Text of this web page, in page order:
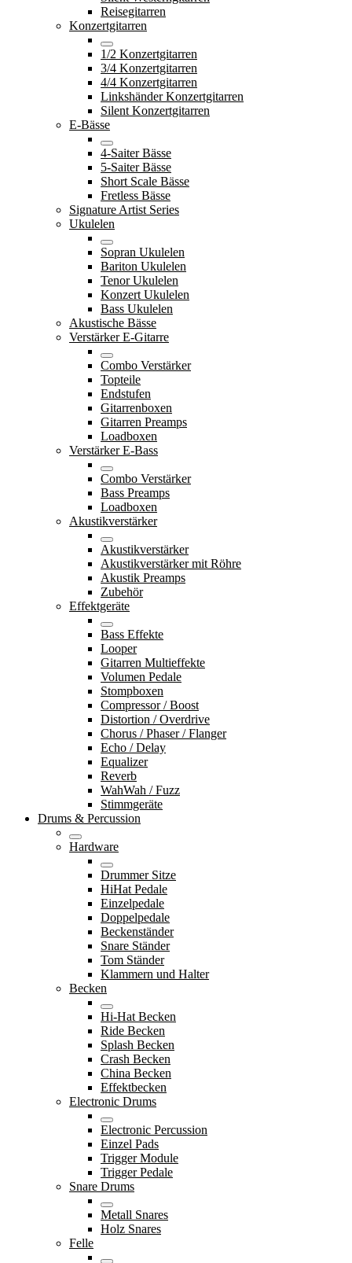
Reisegitarren
Konzertgitarren
1/2 Konzertgitarren
3/4 Konzertgitarren
4/4 Konzertgitarren
Linkshänder Konzertgitarren
Silent Konzertgitarren
E-Bässe
4-Saiter Bässe
5-Saiter Bässe
Short Scale Bässe
Fretless Bässe
Signature Artist Series
Ukulelen
Sopran Ukulelen
Bariton Ukulelen
Tenor Ukulelen
Konzert Ukulelen
Bass Ukulelen
Akustische Bässe
Verstärker E-Gitarre
Combo Verstärker
Topteile
Endstufen
Gitarrenboxen
Gitarren Preamps
Loadboxen
Verstärker E-Bass
Combo Verstärker
Bass Preamps
Loadboxen
Akustikverstärker
Akustikverstärker
Akustikverstärker mit Röhre
Akustik Preamps
Zubehör
Effektgeräte
Bass Effekte
Looper
Gitarren Multieffekte
Volumen Pedale
Stompboxen
Compressor / Boost
Distortion / Overdrive
Chorus / Phaser / Flanger
Echo / Delay
Equalizer
Reverb
WahWah / Fuzz
Stimmgeräte
Drums & Percussion
Hardware
Drummer Sitze
HiHat Pedale
Einzelpedale
Doppelpedale
Beckenständer
Snare Ständer
Tom Ständer
Klammern und Halter
Becken
Hi-Hat Becken
Ride Becken
Splash Becken
Crash Becken
China Becken
Effektbecken
Electronic Drums
Electronic Percussion
Einzel Pads
Trigger Module
Trigger Pedale
Snare Drums
Metall Snares
Holz Snares
Felle